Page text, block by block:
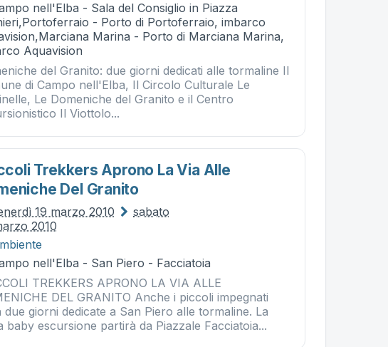
nell'Elba - Sala del Consiglio in Piazza
- Porto di Portoferraio, imbarco
Marina - Porto di Marciana Marina,
Aquavision
del Granito: due giorni dedicati alle tormaline Il
di Campo nell'Elba, Il Circolo Culturale Le
Le Domeniche del Granito e il Centro
Il Viottolo...
Trekkers Aprono La Via Alle
Del Granito
19 marzo 2010
sabato
2010
nell'Elba - San Piero - Facciatoia
TREKKERS APRONO LA VIA ALLE
DEL GRANITO Anche i piccoli impegnati
due giorni dedicate a San Piero alle tormaline. La
baby escursione partirà da Piazzale Facciatoia...